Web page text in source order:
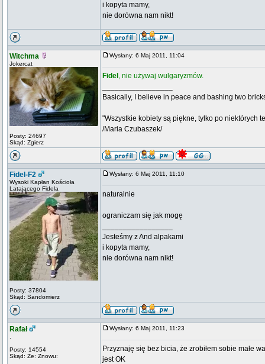
i kopyta mamy,
nie dorówna nam nikt!
Witchma
Jokercat
Posty: 24697
Skąd: Zgierz
Wysłany: 6 Maj 2011, 11:04
Fidel , nie używaj wulgaryzmów.
Basically, I believe in peace and bashing two
"Wszystkie kobiety są piękne, tylko po niektórych
/Maria Czubaszek/
Fidel-F2
Wysoki Kapłan Kościoła
Latającego Fidela
Posty: 37804
Skąd: Sandomierz
Wysłany: 6 Maj 2011, 11:10
naturalnie
ograniczam się jak mogę
Jesteśmy z And alpakami
i kopyta mamy,
nie dorówna nam nikt!
Rafał
Posty: 14554
Skąd: Że: Znowu:
Wysłany: 6 Maj 2011, 11:23
Przyznaję się bez bicia, że zrobiłem sobie małe
jest OK